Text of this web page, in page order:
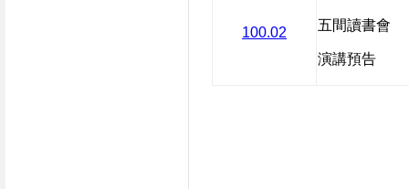
100.02 五間讀書會
演講預告